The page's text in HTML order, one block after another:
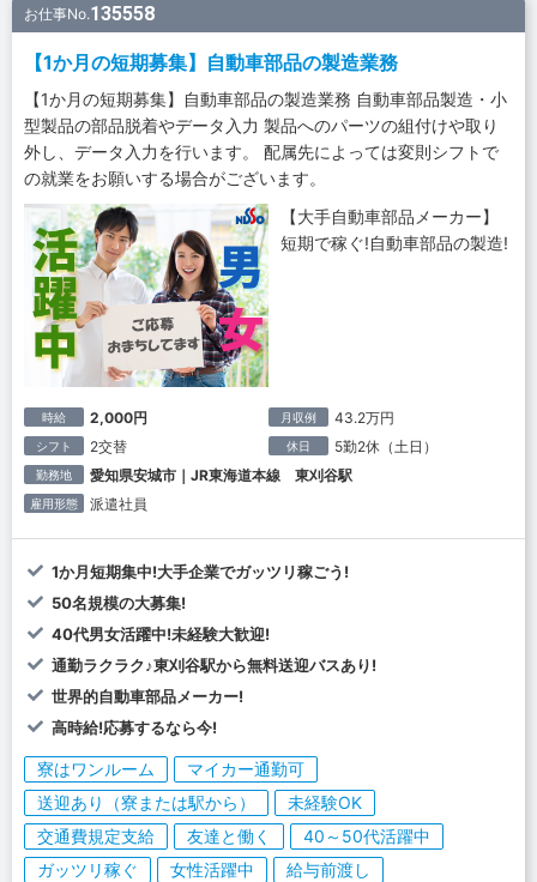
お仕事No.135558
【1か月の短期募集】自動車部品の製造業務
【1か月の短期募集】自動車部品の製造業務 自動車部品製造・小
型製品の部品脱着やデータ入力 製品へのパーツの組付けや取り
外し、データ入力を行います。 配属先によっては変則シフトで
の就業をお願いする場合がございます。
【大手自動車部品メーカー】
短期で稼ぐ!自動車部品の製造!
時給 2,000円 月収例 43.2万円
シフト 2交替 休日 5勤2休（土日）
勤務地 愛知県安城市｜JR東海道本線 東刈谷駅
雇用形態 派遣社員
1か月短期集中!大手企業でガッツリ稼ごう!
50名規模の大募集!
40代男女活躍中!未経験大歓迎!
通勤ラクラク♪東刈谷駅から無料送迎バスあり!
世界的自動車部品メーカー!
高時給!応募するなら今!
寮はワンルーム
マイカー通勤可
送迎あり（寮または駅から）
未経験OK
交通費規定支給
友達と働く
40～50代活躍中
ガッツリ稼ぐ
女性活躍中
給与前渡し